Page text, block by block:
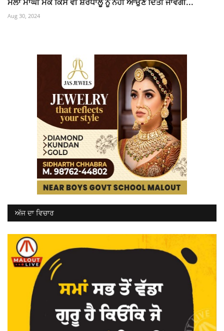
ਮੇਲਾ ਮਾਘੀ ਮੌਕੇ ਕਿਸੇ ਵੀ ਸ਼ਰਧਾਲੂ ਨੂੰ ਨਹੀਂ ਆਉਣ ਦਿੱਤੀ ਜਾਵੇਗੀ...
Aug 30, 2024
ਅੱਜ ਦਾ ਵਿਚਾਰ